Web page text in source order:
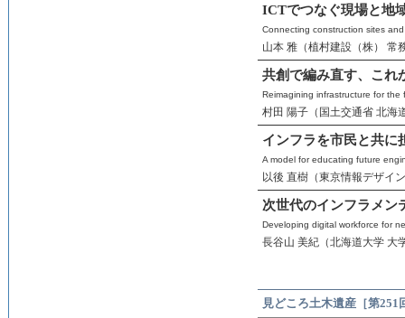
ICTでつなぐ現場と地
Connecting construction sites
山本 雅（植村建設（株） 常
共創で編み直す、これ
Reimagining infrastructure for
村田 陽子（国土交通省 北海
インフラを市民と共に
A model for educating future
以後 直樹（東京情報デザイ
次世代のインフラメン
Developing digital workforce for
長谷山 美紀（北海道大学 大
見どころ土木遺産［第251